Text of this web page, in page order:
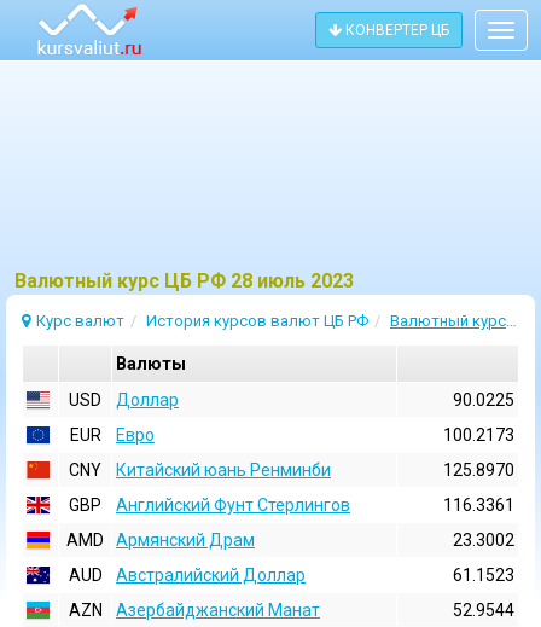
КОНВЕРТЕР ЦБ
Bалютный курс ЦБ РФ 28 июль 2023
Курс валют История курсов валют ЦБ РФ Валютный курс 28 Июль 2023
Валюты
USD
Доллар
90.0225
EUR
Евро
100.2173
CNY
Китайский юань Ренминби
125.8970
GBP
Английский Фунт Стерлингов
116.3361
AMD
Армянский Драм
23.3002
AUD
Австралийский Доллар
61.1523
AZN
Азербайджанский Манат
52.9544